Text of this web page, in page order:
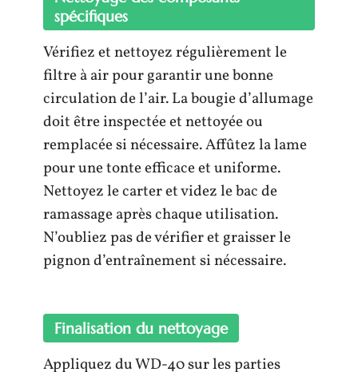
spécifiques
Vérifiez et nettoyez régulièrement le
filtre à air pour garantir une bonne
circulation de l’air. La bougie d’allumage
doit être inspectée et nettoyée ou
remplacée si nécessaire. Affûtez la lame
pour une tonte efficace et uniforme.
Nettoyez le carter et videz le bac de
ramassage après chaque utilisation.
N’oubliez pas de vérifier et graisser le
pignon d’entraînement si nécessaire.
Finalisation du nettoyage
Appliquez du WD-40 sur les parties